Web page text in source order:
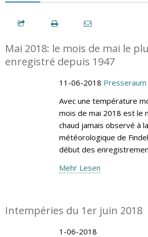
Mai 2018: le mois de mai le
enregistré depuis 1947
11-06-2018 Presseraum
Avec une température
mois de mai 2018 est le
chaud jamais observé à
météorologique de
début des
Mehr Lesen
Intempéries du 1er juin 2018
1-06-2018